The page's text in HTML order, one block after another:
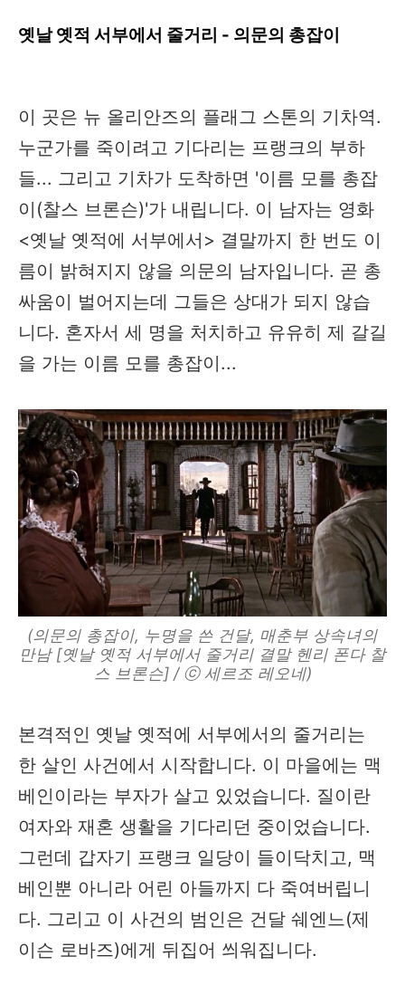
옛날 옛적 서부에서 줄거리 - 의문의 총잡이
이 곳은 뉴 올리안즈의 플래그 스톤의 기차역.
누군가를 죽이려고 기다리는 프랭크의 부하
들... 그리고 기차가 도착하면 '이름 모를 총잡
이(찰스 브론슨)'가 내립니다. 이 남자는 영화
<옛날 옛적에 서부에서> 결말까지 한 번도 이
름이 밝혀지지 않을 의문의 남자입니다. 곧 총
싸움이 벌어지는데 그들은 상대가 되지 않습
니다. 혼자서 세 명을 처치하고 유유히 제 갈길
을 가는 이름 모를 총잡이...
(의문의 총잡이, 누명을 쓴 건달, 매춘부 상속녀의
만남 [옛날 옛적 서부에서 줄거리 결말 헨리 폰다 찰
스 브론슨] / ⓒ 세르조 레오네)
본격적인 옛날 옛적에 서부에서의 줄거리는
한 살인 사건에서 시작합니다. 이 마을에는 맥
베인이라는 부자가 살고 있었습니다. 질이란
여자와 재혼 생활을 기다리던 중이었습니다.
그런데 갑자기 프랭크 일당이 들이닥치고, 맥
베인뿐 아니라 어린 아들까지 다 죽여버립니
다. 그리고 이 사건의 범인은 건달 쉐엔느(제
이슨 로바즈)에게 뒤집어 씌워집니다.